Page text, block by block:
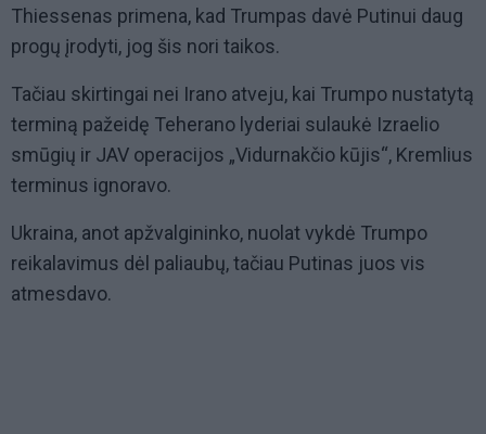
Thiessenas primena, kad Trumpas davė Putinui daug
progų įrodyti, jog šis nori taikos.
Tačiau skirtingai nei Irano atveju, kai Trumpo nustatytą
terminą pažeidę Teherano lyderiai sulaukė Izraelio
smūgių ir JAV operacijos „Vidurnakčio kūjis“, Kremlius
terminus ignoravo.
Ukraina, anot apžvalgininko, nuolat vykdė Trumpo
reikalavimus dėl paliaubų, tačiau Putinas juos vis
atmesdavo.